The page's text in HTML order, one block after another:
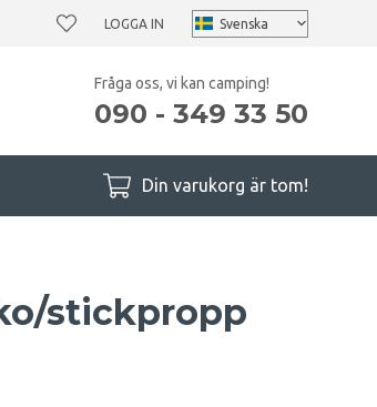
LOGGA IN
Fråga oss, vi kan camping!
090 - 349 33 50
Din varukorg är tom!
stickpropp